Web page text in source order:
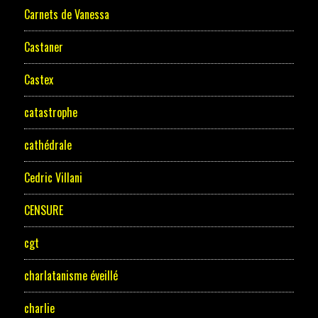
Carnets de Vanessa
Castaner
Castex
catastrophe
cathédrale
Cedric Villani
CENSURE
cgt
charlatanisme éveillé
charlie